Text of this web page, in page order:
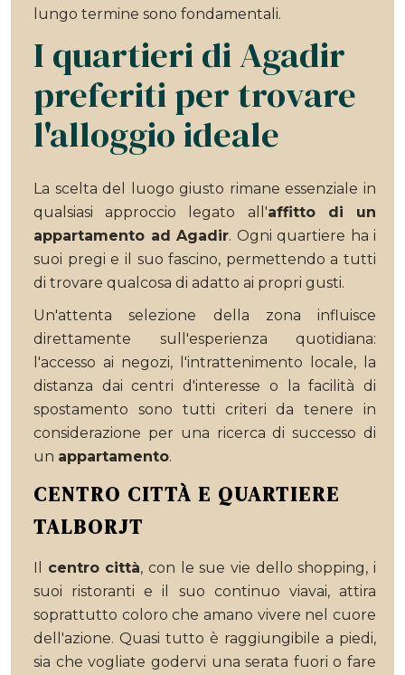
lungo termine sono fondamentali.
I quartieri di Agadir
preferiti per trovare
l'alloggio ideale
La scelta del luogo giusto rimane essenziale in
qualsiasi approccio legato all'affitto di un
appartamento ad Agadir. Ogni quartiere ha i
suoi pregi e il suo fascino, permettendo a tutti
di trovare qualcosa di adatto ai propri gusti.
Un'attenta selezione della zona influisce
direttamente sull'esperienza quotidiana:
l'accesso ai negozi, l'intrattenimento locale, la
distanza dai centri d'interesse o la facilità di
spostamento sono tutti criteri da tenere in
considerazione per una ricerca di successo di
un appartamento.
CENTRO CITTÀ E QUARTIERE
TALBORJT
Il centro città, con le sue vie dello shopping, i
suoi ristoranti e il suo continuo viavai, attira
soprattutto coloro che amano vivere nel cuore
dell'azione. Quasi tutto è raggiungibile a piedi,
sia che vogliate godervi una serata fuori o fare